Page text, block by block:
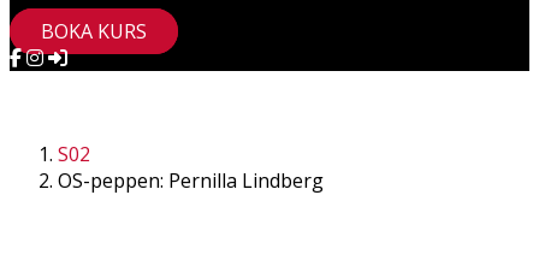
BOKA KURS
S02
OS-peppen: Pernilla Lindberg